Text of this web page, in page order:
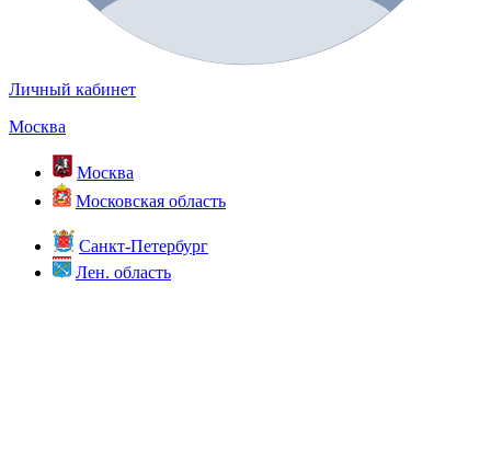
Личный кабинет
Москва
Москва
Московская область
Санкт-Петербург
Лен. область